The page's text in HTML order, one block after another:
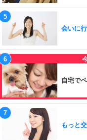
会いに
自宅で
もっと